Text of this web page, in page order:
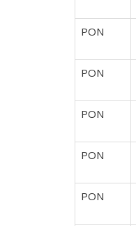
PON
PON
PON
PON
PON